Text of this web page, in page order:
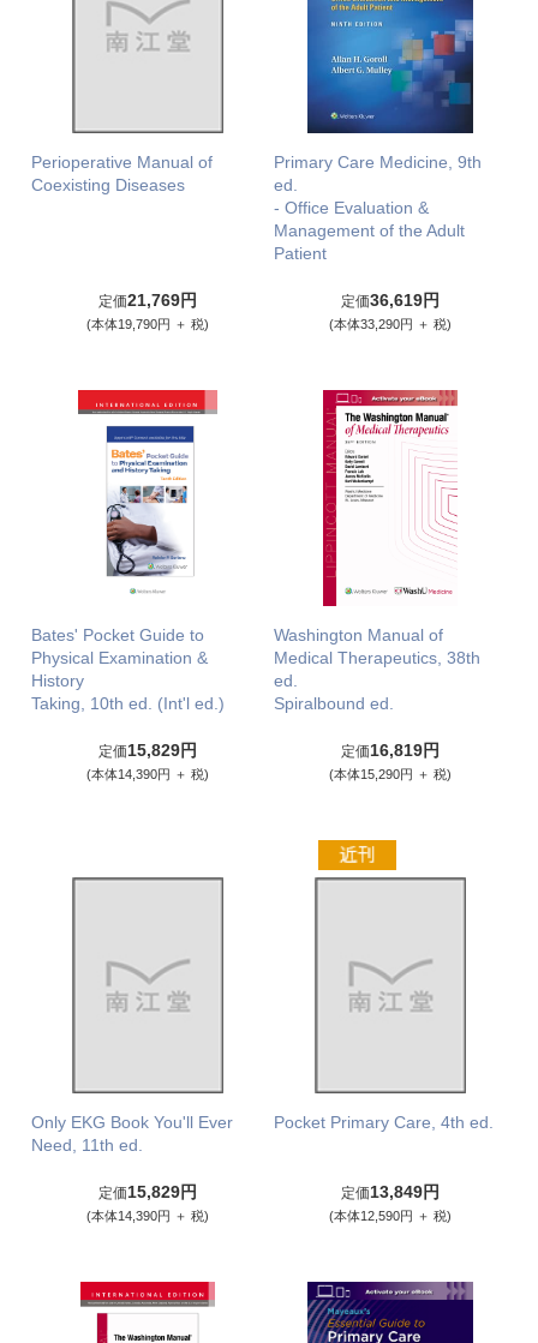
Perioperative Manual of
Coexisting Diseases
定価21,769円
(本体19,790円 ＋ 税)
Primary Care Medicine, 9th
ed.
- Office Evaluation &
Management of the Adult
Patient
定価36,619円
(本体33,290円 ＋ 税)
Bates' Pocket Guide to
Physical Examination &
History
Taking, 10th ed. (Int'l ed.)
定価15,829円
(本体14,390円 ＋ 税)
Washington Manual of
Medical Therapeutics, 38th
ed.
Spiralbound ed.
定価16,819円
(本体15,290円 ＋ 税)
Only EKG Book You'll Ever
Need, 11th ed.
定価15,829円
(本体14,390円 ＋ 税)
Pocket Primary Care, 4th ed.
定価13,849円
(本体12,590円 ＋ 税)